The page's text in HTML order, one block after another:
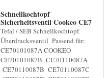
Schnellkochtopf
Sicherheitsventil Cookeo CE7
Tefal / SEB Schnellkochtopf
Überdrucksventil Passend für:
CE70101087A COOKEO
CE70101087B CE70110087A
CE70110087B CE70110087C